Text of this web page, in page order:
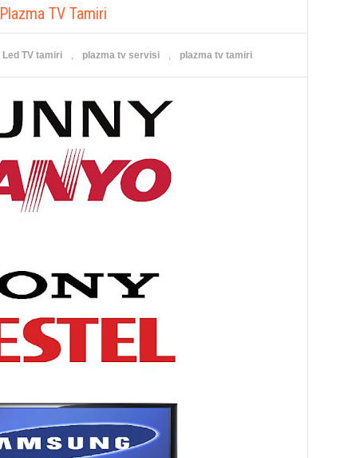
Plazma TV Tamiri
Led TV tamiri , plazma tv servisi , plazma tv tamiri